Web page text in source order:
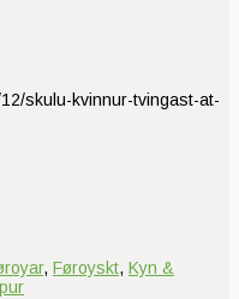
skulu-kvinnur-tvingast-at-
, Føroyskt, Kyn &